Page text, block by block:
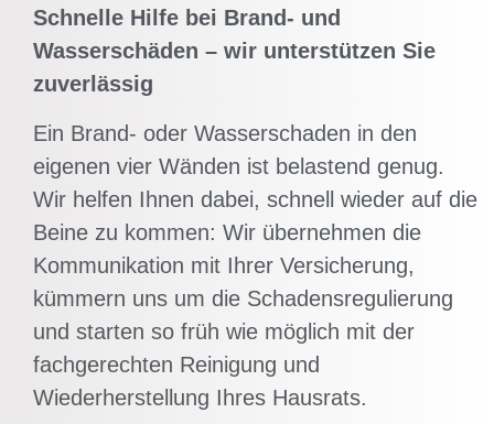
Schnelle Hilfe bei Brand- und
Wasserschäden – wir unterstützen Sie
zuverlässig
Ein Brand- oder Wasserschaden in den
eigenen vier Wänden ist belastend genug.
Wir helfen Ihnen dabei, schnell wieder auf die
Beine zu kommen: Wir übernehmen die
Kommunikation mit Ihrer Versicherung,
kümmern uns um die Schadensregulierung
und starten so früh wie möglich mit der
fachgerechten Reinigung und
Wiederherstellung Ihres Hausrats.